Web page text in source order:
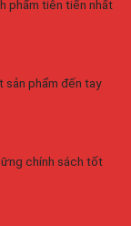
phẩm tiên tiến nhất
sản phẩm đến tay
chính sách tốt